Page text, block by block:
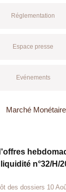
Réglementation
Espace presse
Evénements
Marché Monétaire
n°32/H/
des dossiers 10